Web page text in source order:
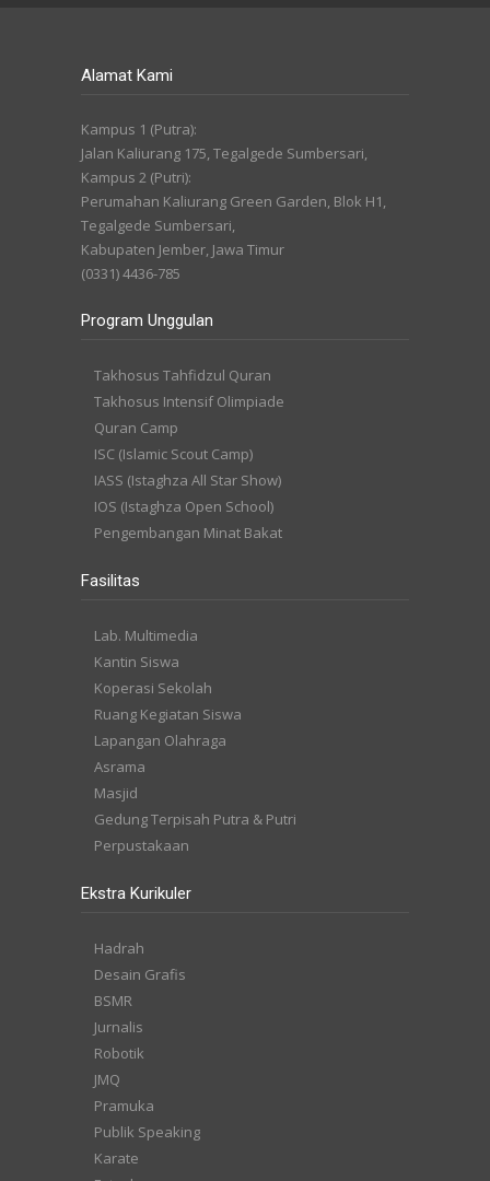
Alamat Kami
Kampus 1 (Putra):
Jalan Kaliurang 175, Tegalgede Sumbersari,
Kampus 2 (Putri):
Perumahan Kaliurang Green Garden, Blok H1,
Tegalgede Sumbersari,
Kabupaten Jember, Jawa Timur
(0331) 4436-785
Program Unggulan
Takhosus Tahfidzul Quran
Takhosus Intensif Olimpiade
Quran Camp
ISC (Islamic Scout Camp)
IASS (Istaghza All Star Show)
IOS (Istaghza Open School)
Pengembangan Minat Bakat
Fasilitas
Lab. Multimedia
Kantin Siswa
Koperasi Sekolah
Ruang Kegiatan Siswa
Lapangan Olahraga
Asrama
Masjid
Gedung Terpisah Putra & Putri
Perpustakaan
Ekstra Kurikuler
Hadrah
Desain Grafis
BSMR
Jurnalis
Robotik
JMQ
Pramuka
Publik Speaking
Karate